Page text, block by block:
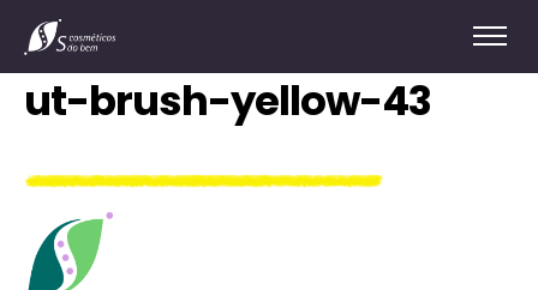
ut-brush-yellow-43